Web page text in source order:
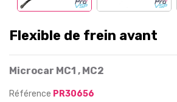
Flexible de frein avant
Microcar MC1 , MC2
Référence PR30656